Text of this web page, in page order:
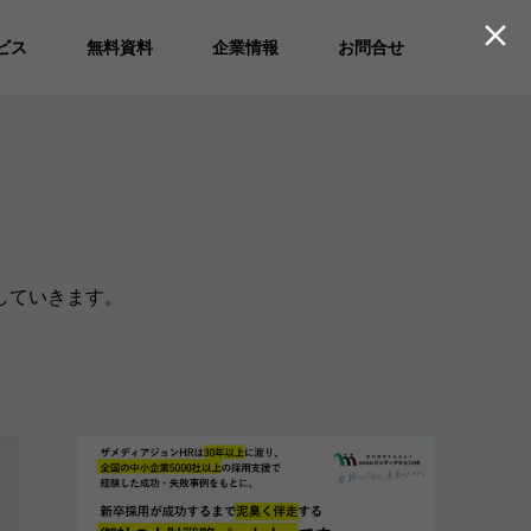
ス 無料資料 企業情報 お問合せ
いきます。
